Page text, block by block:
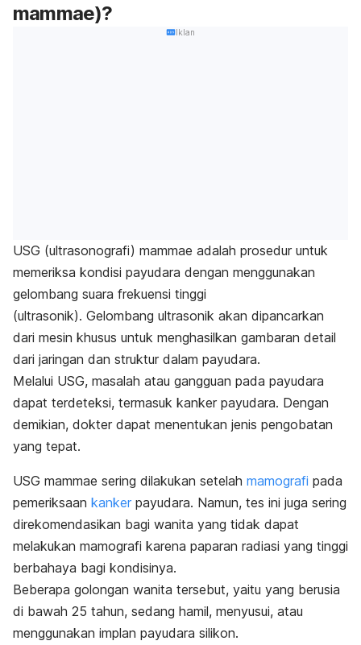
mammae)?
Iklan
USG (ultrasonografi) mammae adalah prosedur untuk
memeriksa kondisi payudara dengan menggunakan
gelombang suara frekuensi tinggi
(ultrasonik). Gelombang ultrasonik akan dipancarkan
dari mesin khusus untuk menghasilkan gambaran detail
dari jaringan dan struktur dalam payudara.
Melalui USG, masalah atau gangguan pada payudara
dapat terdeteksi, termasuk kanker payudara. Dengan
demikian, dokter dapat menentukan jenis pengobatan
yang tepat.
USG mammae sering dilakukan setelah mamografi pada
pemeriksaan kanker payudara. Namun, tes ini juga sering
direkomendasikan bagi wanita yang tidak dapat
melakukan mamografi karena paparan radiasi yang tinggi
berbahaya bagi kondisinya.
Beberapa golongan wanita tersebut, yaitu yang berusia
di bawah 25 tahun, sedang hamil, menyusui, atau
menggunakan implan payudara silikon.